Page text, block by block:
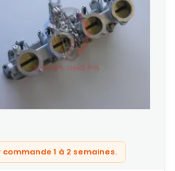
commande 1 à 2 semaines.